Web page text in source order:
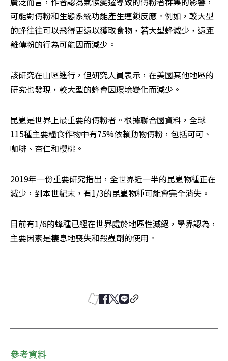
可能對傳粉和生態系統功能產生連鎖反應。例如，較大型
的蜂往往可以飛得更遠以獲取食物，若大型蜂減少，遠距
離傳粉的行為可能因而減少。
該研究在山區進行，但研究人員表示，在美國其他地區的
研究也發現，較大型的蜂會因環境變化而減少。
昆蟲是世界上最重要的傳粉者。根據聯合國資料，全球
115種主要糧食作物中有75%依賴動物傳粉，包括可可、
咖啡、杏仁和櫻桃。
2019年一份重要研究指出，全世界近一半的昆蟲物種正在
減少，到本世紀末，有1/3的昆蟲物種可能會完全消失。
目前有1/6的蜂種已經在世界處於地區性滅絕，學界認為，
主要因素是棲息地喪失和殺蟲劑的使用。
參考資料